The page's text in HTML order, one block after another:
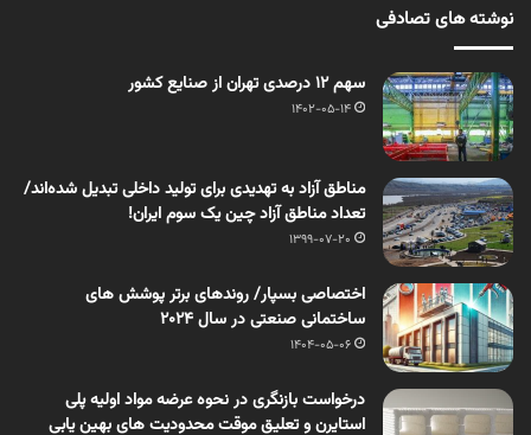
نوشته های تصادفی
سهم ۱۲ درصدی تهران از صنایع کشور
1402-05-14
مناطق آزاد به تهدیدی برای تولید داخلی تبدیل شده‌اند/
تعداد مناطق آزاد چین یک سوم ایران!
1399-07-20
اختصاصی بسپار/ روندهای برتر پوشش های
ساختمانی صنعتی در سال 2024
1404-05-06
درخواست بازنگرى در نحوه عرضه مواد اوليه پلى
استايرن و تعليق موقت محدوديت هاى بهين يابى